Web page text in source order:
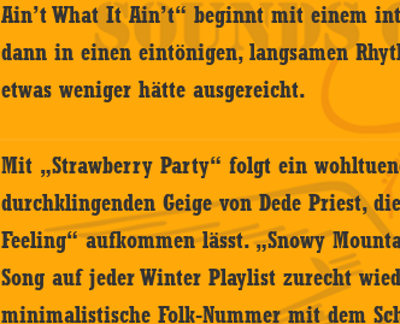
Ain’t What It Ain’t“ beginnt mit einem
dann in einen eintönigen, langsamen
etwas weniger hätte ausgereicht.
Mit „Strawberry Party“ folgt ein
durchklingenden Geige von Dede Priest,
Feeling“ aufkommen lässt. „Snowy
Song auf jeder Winter Playlist zurecht
minimalistische Folk-Nummer mit dem